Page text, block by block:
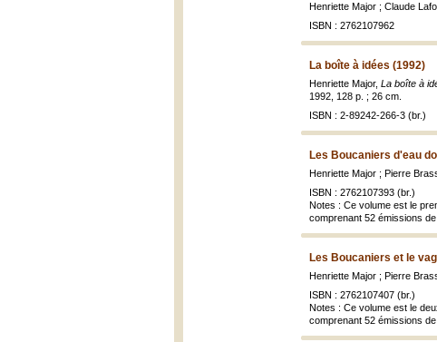
Henriette Major ; Claude
ISBN : 2762107962
La boîte à idées (1992)
Henriette Major, La boîte à
1992, 128 p. ; 26 cm.
ISBN : 2-89242-266-3 (br.)
Les Boucaniers d'eau
Henriette Major ; Pierre
ISBN : 2762107393 (br.)
Notes : Ce volume est le
comprenant 52 émissions
Les Boucaniers et le
Henriette Major ; Pierre
ISBN : 2762107407 (br.)
Notes : Ce volume est le
comprenant 52 émissions